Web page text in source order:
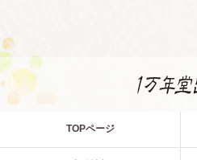
TOPページ